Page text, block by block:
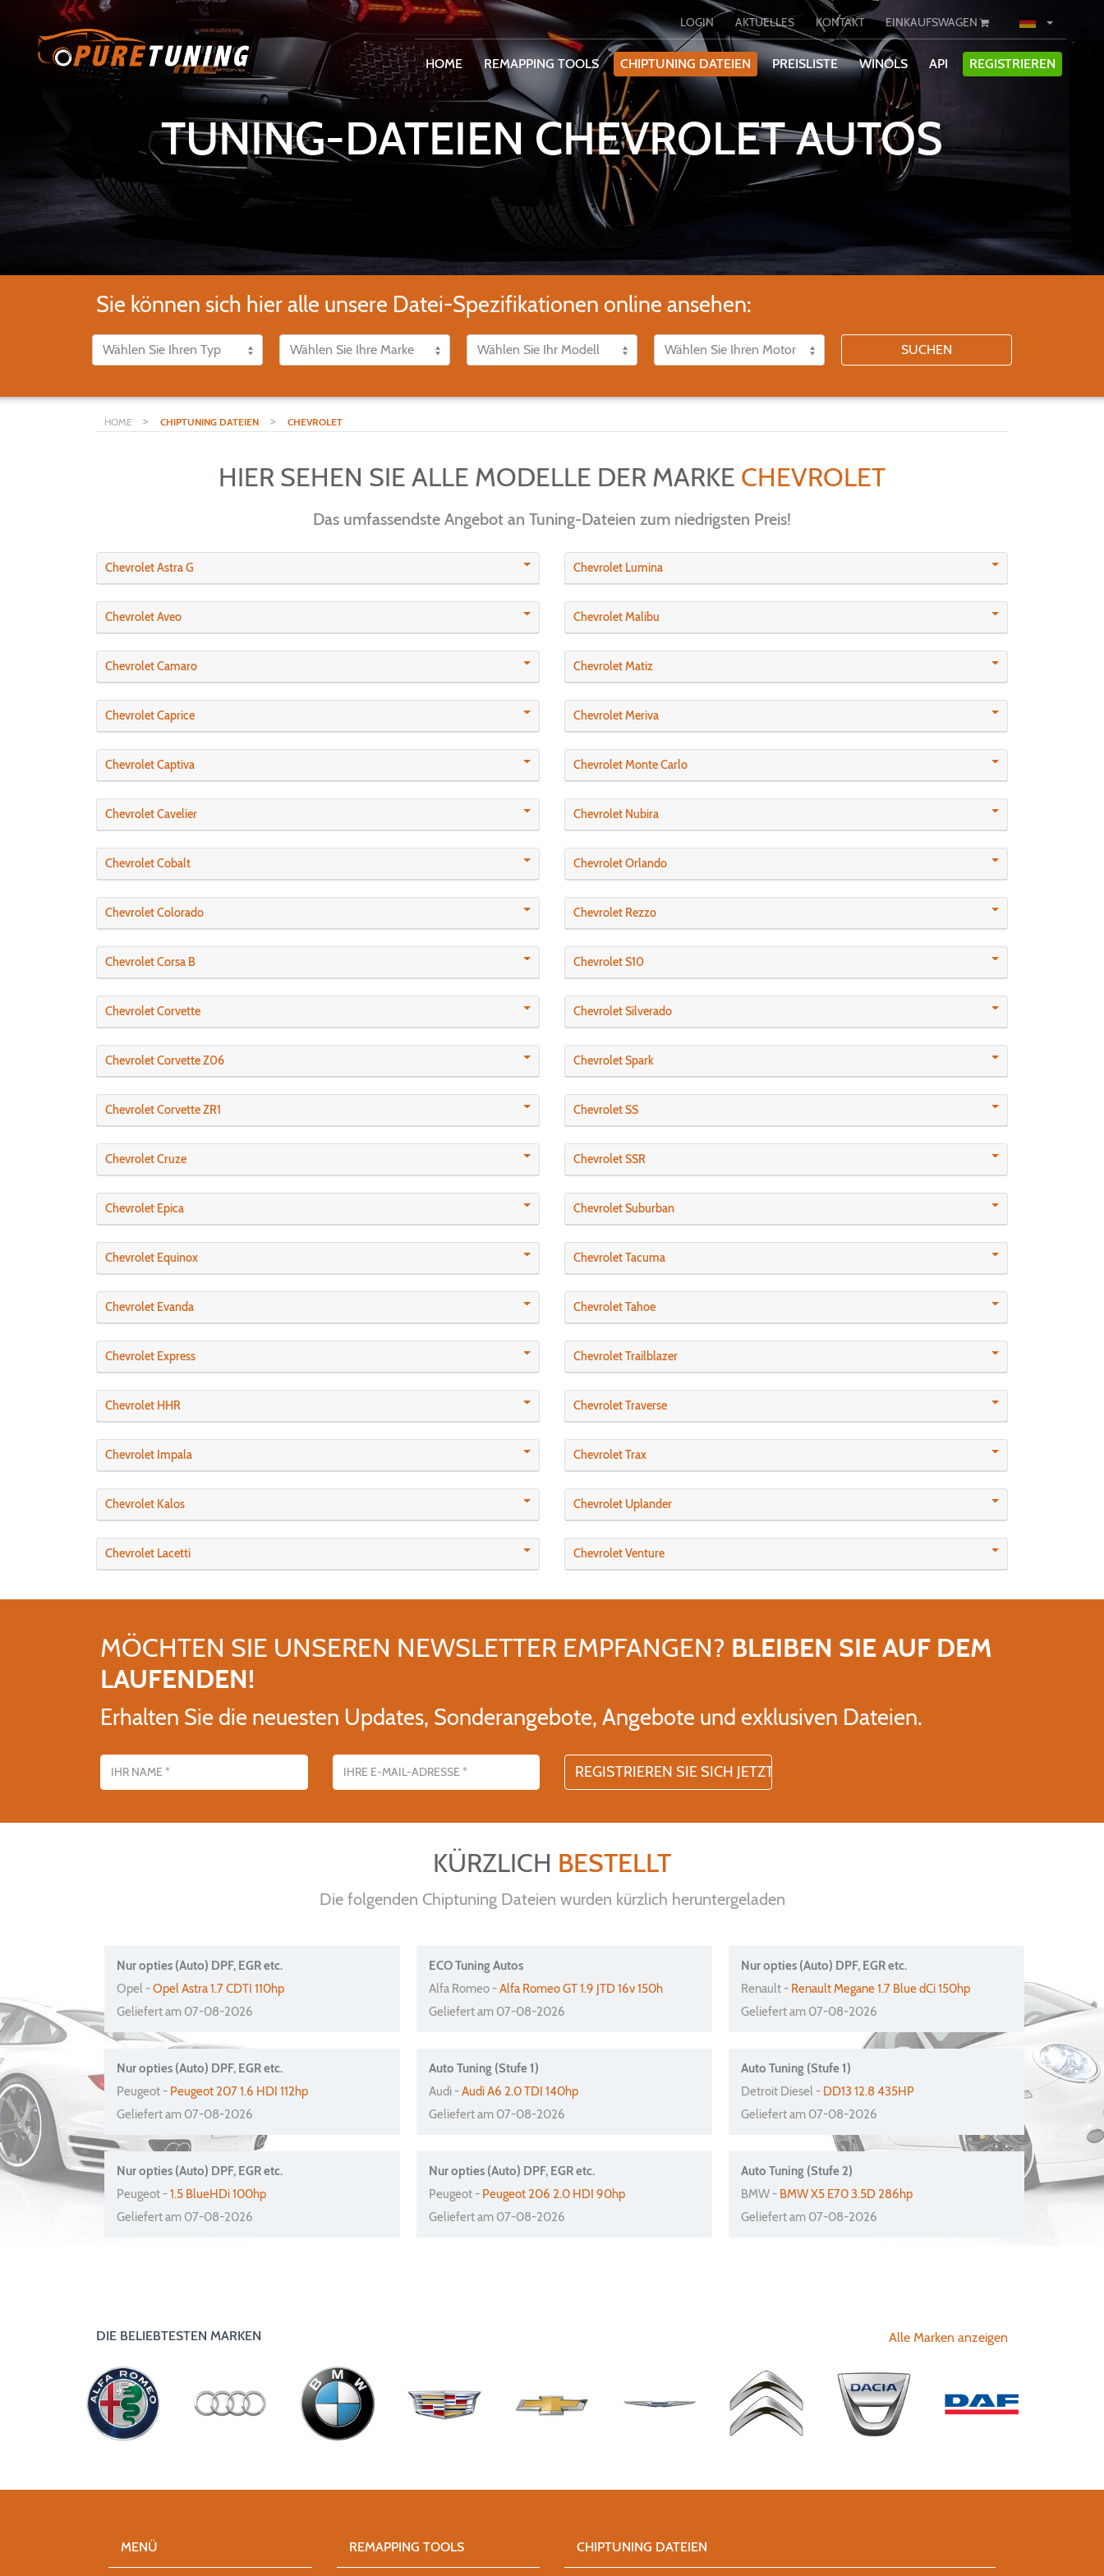
LOGIN AKTUELLES KONTAKT EINKAUFSWAGEN
HOME REMAPPING TOOLS CHIPTUNING DATEIEN PREISLISTE WINOLS API REGISTRIEREN
TUNING-DATEIEN CHEVROLET AUTOS
Sie können sich hier alle unsere Datei-Spezifikationen online ansehen:
SUCHEN
HOME > CHIPTUNING DATEIEN > CHEVROLET
HIER SEHEN SIE ALLE MODELLE DER MARKE CHEVROLET
Das umfassendste Angebot an Tuning-Dateien zum niedrigsten Preis!
Chevrolet Astra G
Chevrolet Aveo
Chevrolet Camaro
Chevrolet Caprice
Chevrolet Captiva
Chevrolet Cavelier
Chevrolet Cobalt
Chevrolet Colorado
Chevrolet Corsa B
Chevrolet Corvette
Chevrolet Corvette Z06
Chevrolet Corvette ZR1
Chevrolet Cruze
Chevrolet Epica
Chevrolet Equinox
Chevrolet Evanda
Chevrolet Express
Chevrolet HHR
Chevrolet Impala
Chevrolet Kalos
Chevrolet Lacetti
Chevrolet Lumina
Chevrolet Malibu
Chevrolet Matiz
Chevrolet Meriva
Chevrolet Monte Carlo
Chevrolet Nubira
Chevrolet Orlando
Chevrolet Rezzo
Chevrolet S10
Chevrolet Silverado
Chevrolet Spark
Chevrolet SS
Chevrolet SSR
Chevrolet Suburban
Chevrolet Tacuma
Chevrolet Tahoe
Chevrolet Trailblazer
Chevrolet Traverse
Chevrolet Trax
Chevrolet Uplander
Chevrolet Venture
MÖCHTEN SIE UNSEREN NEWSLETTER EMPFANGEN? BLEIBEN SIE AUF DEM
LAUFENDEN!
Erhalten Sie die neuesten Updates, Sonderangebote, Angebote und exklusiven Dateien.
KÜRZLICH BESTELLT
Die folgenden Chiptuning Dateien wurden kürzlich heruntergeladen
Nur opties (Auto) DPF, EGR etc.
Opel -Opel Astra 1.7 CDTI 110hp
Geliefert am 07-08-2026
ECO Tuning Autos
Alfa Romeo -Alfa Romeo GT 1.9 JTD 16v 150h
Geliefert am 07-08-2026
Nur opties (Auto) DPF, EGR etc.
Renault - Renault Megane 1.7 Blue dCi 150hp
Geliefert am 07-08-2026
Nur opties (Auto) DPF, EGR etc.
Peugeot - Peugeot 207 1.6 HDI 112hp
Geliefert am 07-08-2026
Auto Tuning (Stufe 1)
Audi -Audi A6 2.0 TDI 140hp
Geliefert am 07-08-2026
Auto Tuning (Stufe 1)
Detroit Diesel - DD13 12.8 435HP
Geliefert am 07-08-2026
Nur opties (Auto) DPF, EGR etc.
Peugeot -1.5 BlueHDi 100hp
Geliefert am 07-08-2026
Nur opties (Auto) DPF, EGR etc.
Peugeot - Peugeot 206 2.0 HDI 90hp
Geliefert am 07-08-2026
Auto Tuning (Stufe 2)
BMW - BMW X5 E70 3.5D 286hp
Geliefert am 07-08-2026
DIE BELIEBTESTEN MARKEN Alle Marken anzeigen
MENÜ REMAPPING TOOLS CHIPTUNING DATEIEN